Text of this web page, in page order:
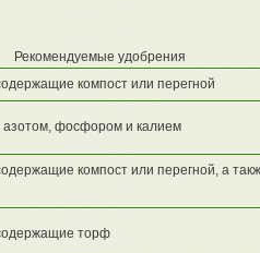
Рекомендуемые удобрения
компост или перегной
фосфором и калием
компост или перегной, а
торф